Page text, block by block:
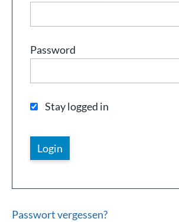
Password
Stay logged in
Passwort vergessen?